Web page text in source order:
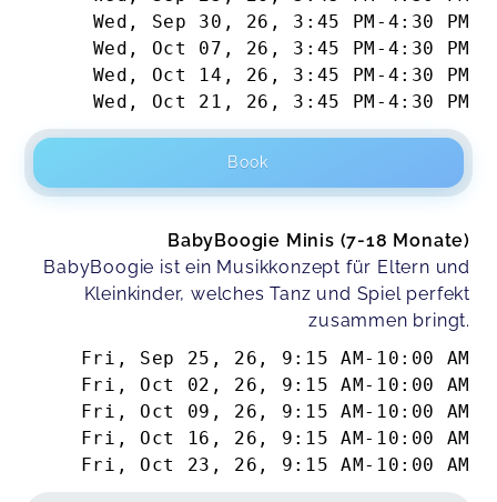
Wed, Sep 30, 26 , 3:45 PM - 4:30 PM
Wed, Oct 07, 26 , 3:45 PM - 4:30 PM
Wed, Oct 14, 26 , 3:45 PM - 4:30 PM
Wed, Oct 21, 26 , 3:45 PM - 4:30 PM
Book
BabyBoogie Minis (7-18 Monate)
BabyBoogie ist ein Musikkonzept für Eltern und
Kleinkinder, welches Tanz und Spiel perfekt
zusammen bringt.
Fri, Sep 25, 26 , 9:15 AM- 10:00 AM
Fri, Oct 02, 26 , 9:15 AM- 10:00 AM
Fri, Oct 09, 26 , 9:15 AM- 10:00 AM
Fri, Oct 16, 26 , 9:15 AM- 10:00 AM
Fri, Oct 23, 26 , 9:15 AM- 10:00 AM